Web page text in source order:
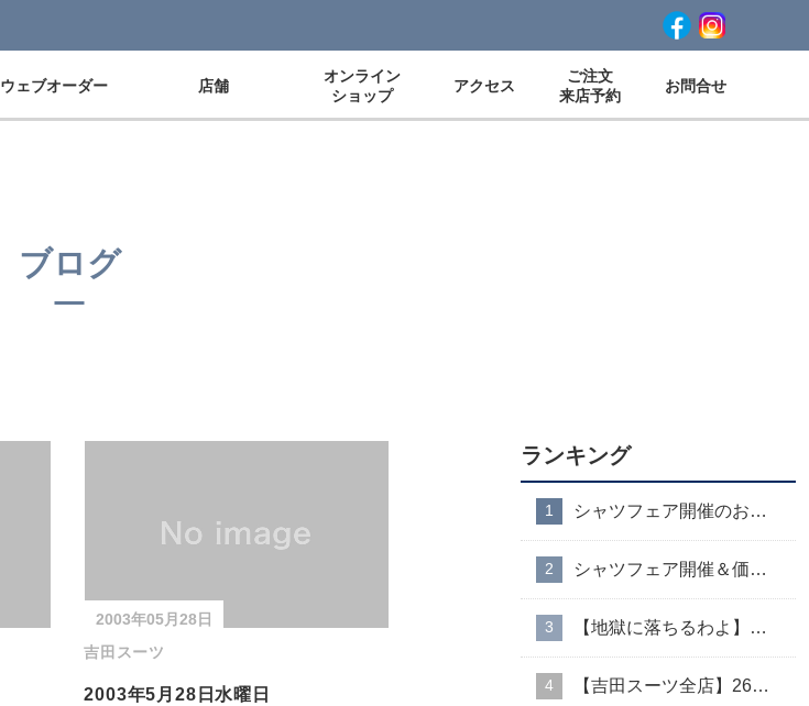
ウェブオーダー 店舗
オンライン
ショップ
アクセス
ご注文
来店予約
お問合せ
ブログ
2003年05月28日
吉田スーツ
2003年5月28日水曜日
ランキング
シャツフェア開催のお知らせ
シャツフェア開催＆価格改定のお知らせ
【地獄に落ちるわよ】衣装協力のお知らせ
【吉田スーツ全店】26AW入荷生地速報②